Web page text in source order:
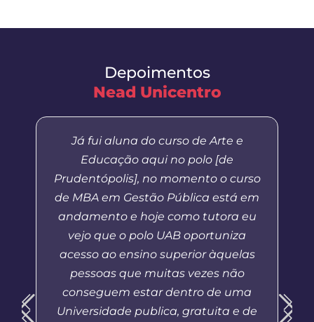
Depoimentos
Nead Unicentro
Já fui aluna do curso de Arte e
Educação aqui no polo [de
Prudentópolis], no momento o curso
de MBA em Gestão Pública está em
andamento e hoje como tutora eu
vejo que o polo UAB oportuniza
acesso ao ensino superior àquelas
pessoas que muitas vezes não
conseguem estar dentro de uma
Universidade publica, gratuita e de